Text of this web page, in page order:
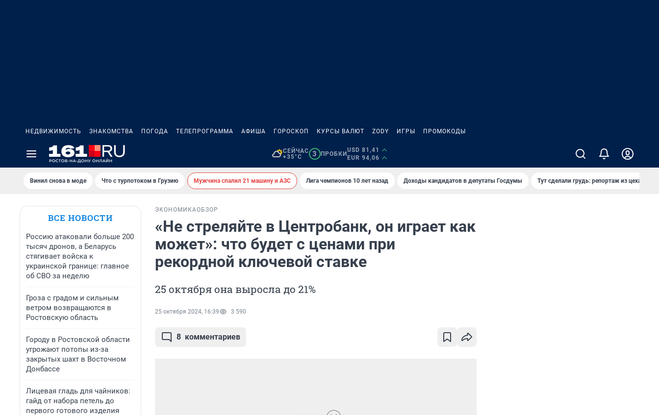
НЕДВИЖИМОСТЬ ЗНАКОМСТВА ПОГОДА ТЕЛЕПРОГРАММА АФИША ГОРОСКОП КУРСЫ ВАЛЮТ ZODY ИГРЫ ПРОМОКОДЫ
СЕЙЧАС
+35°C
3 ПРОБКИ
USD 81,41
EUR 94,06
Винил снова в моде Что с турпотоком в Грузию Мужчина спалил 21 машину и АЗС Лига чемпионов 10 лет назад Доходы кандидатов в депутаты Госдумы Тут сделали грудь: репортаж из цеха
ВСЕ НОВОСТИ
Россию атаковали больше 200
тысяч дронов, а Беларусь
стягивает войска к
украинской границе: главное
об СВО за неделю
Гроза с градом и сильным
ветром возвращаются в
Ростовскую область
Городу в Ростовской области
угрожают потопы из-за
закрытых шахт в Восточном
Донбассе
Лицевая гладь для чайников:
гайд от набора петель до
первого готового изделия
ЭКОНОМИКАОБЗОР
«Не стреляйте в Центробанк, он играет как
может»: что будет с ценами при
рекордной ключевой ставке
25 октября она выросла до 21%
25 октября 2024, 16:39 3 590
8 комментариев